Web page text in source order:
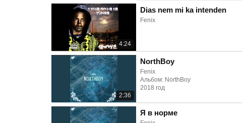
4:24
Dias nem mi ka intenden
Fenix
2:36
NorthBoy
Fenix
Альбом: NorthBoy
2018 год
Я в норме